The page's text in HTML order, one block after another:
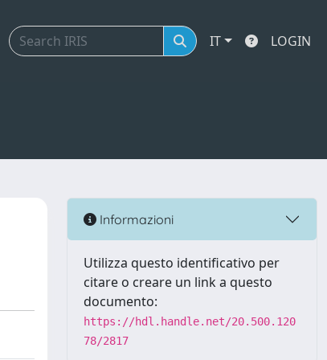
IT LOGIN
Informazioni
Utilizza questo identificativo per
citare o creare un link a questo
documento:
https://hdl.handle.net/20.500.120
78/2817